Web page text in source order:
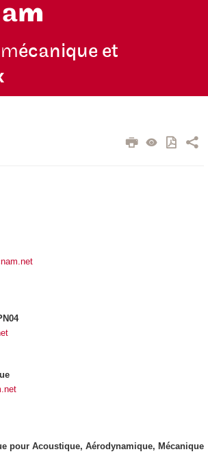
écanique et
pour Acoustique, Aérodynamique, Mécanique